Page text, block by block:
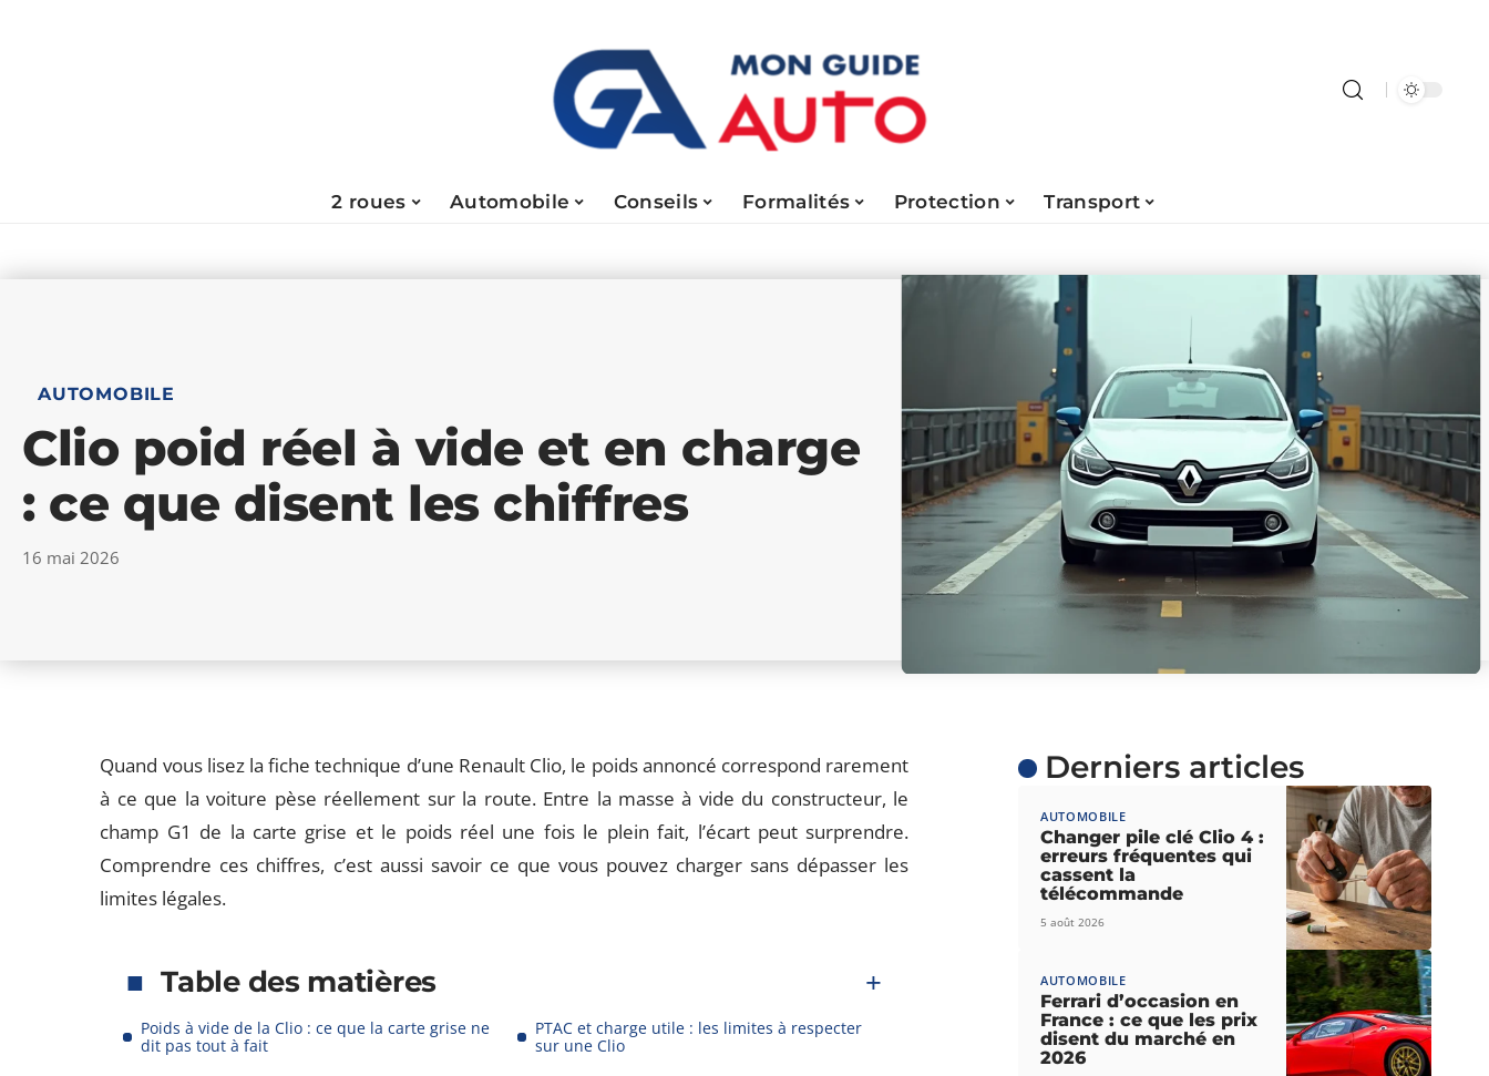
2 roues Automobile Conseils Formalités Protection Transport
AUTOMOBILE
Clio poid réel à vide et en charge
: ce que disent les chiffres
16 mai 2026
Quand vous lisez la fiche technique d’une Renault Clio, le poids annoncé correspond rarement
à ce que la voiture pèse réellement sur la route. Entre la masse à vide du constructeur, le
champ G1 de la carte grise et le poids réel une fois le plein fait, l’écart peut surprendre.
Comprendre ces chiffres, c’est aussi savoir ce que vous pouvez charger sans dépasser les
limites légales.
Table des matières
Poids à vide de la Clio : ce que la carte grise ne
dit pas tout à fait
PTAC et charge utile : les limites à respecter
sur une Clio
Derniers articles
AUTOMOBILE
Changer pile clé Clio 4 :
erreurs fréquentes qui
cassent la
télécommande
5 août 2026
AUTOMOBILE
Ferrari d’occasion en
France : ce que les prix
disent du marché en
2026